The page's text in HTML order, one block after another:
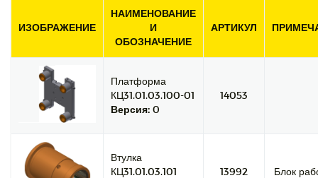
ИЗОБРАЖЕНИЕ
НАИМЕНОВАНИЕ
И
ОБОЗНАЧЕНИЕ
АРТИКУЛ
Платформа
КЦ31.01.03.100-01
Версия: 0
14053
Втулка
КЦ31.01.03.101
13992 Блок